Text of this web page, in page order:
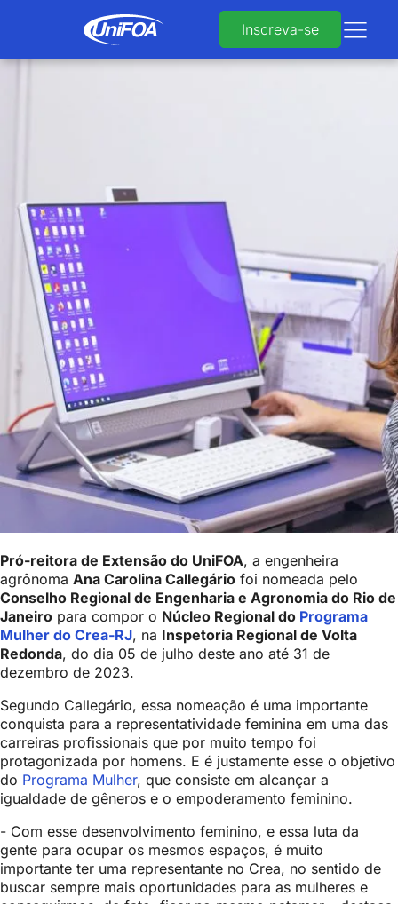
Inscreva-se
Pró-reitora de Extensão do UniFOA, a engenheira
agrônoma Ana Carolina Callegário foi nomeada pelo
Conselho Regional de Engenharia e Agronomia do Rio de
Janeiro para compor o Núcleo Regional do Programa
Mulher do Crea-RJ, na Inspetoria Regional de Volta
Redonda, do dia 05 de julho deste ano até 31 de
dezembro de 2023.
Segundo Callegário, essa nomeação é uma importante
conquista para a representatividade feminina em uma das
carreiras profissionais que por muito tempo foi
protagonizada por homens. E é justamente esse o objetivo
do Programa Mulher, que consiste em alcançar a
igualdade de gêneros e o empoderamento feminino.
- Com esse desenvolvimento feminino, e essa luta da
gente para ocupar os mesmos espaços, é muito
importante ter uma representante no Crea, no sentido de
buscar sempre mais oportunidades para as mulheres e